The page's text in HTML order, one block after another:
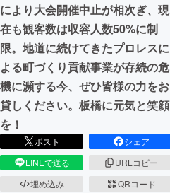
により大会開催中止が相次ぎ、現
在も観客数は収容人数50%に制
限。地道に続けてきたプロレスに
よる町づくり貢献事業が存続の危
機に瀕する今、ぜひ皆様の力をお
貸しください。板橋に元気と笑顔
を！
ポスト
シェア
LINEで送る
URLコピー
埋め込み
QRコード